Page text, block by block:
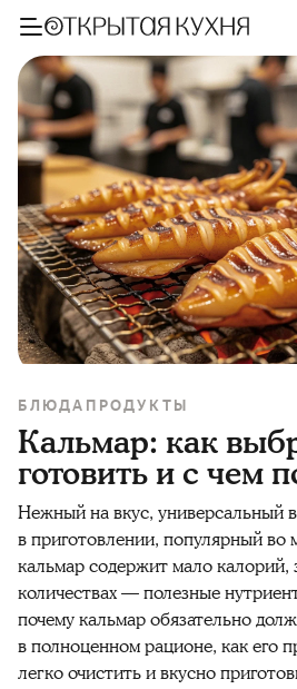
БЛЮДА ПРОДУКТЫ
Кальмар: как
готовить и с чем
Нежный на вкус, универсальный
в приготовлении, популярный во
кальмар содержит мало калорий,
количествах — полезные
почему кальмар обязательно
в полноценном рационе, как его
легко очистить и вкусно